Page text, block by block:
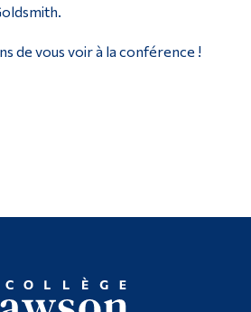
de vous voir à la conférence !